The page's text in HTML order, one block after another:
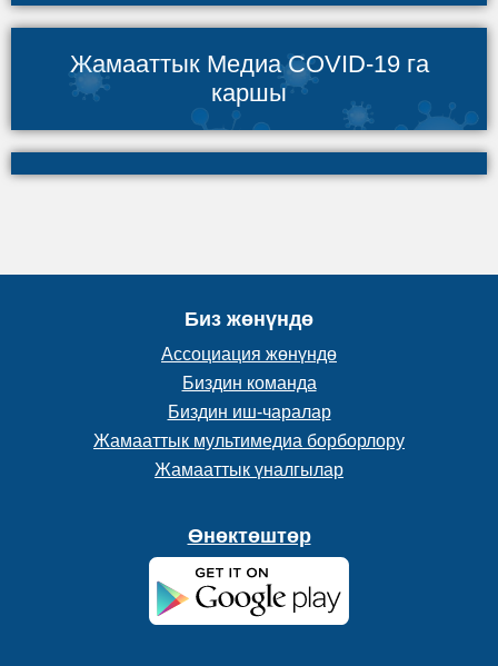
Жамааттык Медиа COVID-19 га
каршы
Биз жөнүндө
Ассоциация жөнүндө
Биздин команда
Биздин иш-чаралар
Жамааттык мультимедиа борборлору
Жамааттык үналгылар
Өнөктөштөр